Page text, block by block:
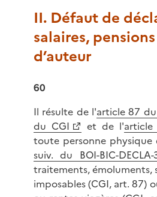
II. Défaut de
salaires,
d’auteur
60
Il résulte de l'article 87
du CGI
et de l'
toute personne physique
suiv. du BOI-BIC-DECLA-
traitements, émoluments,
imposables (CGI, art. 87)